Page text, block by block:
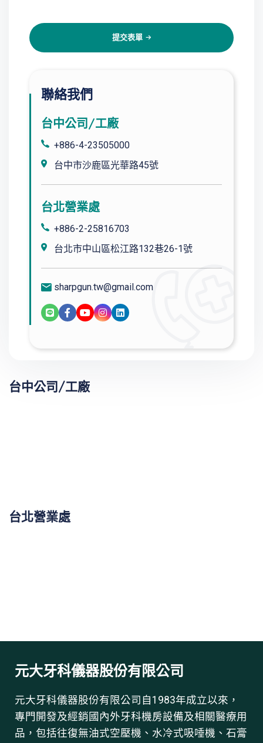
提交表單
聯絡我們
台中公司/工廠
+886-4-23505000
台中市沙鹿區光華路45號
台北營業處
+886-2-25816703
台北市中山區松江路132巷26-1號
sharpgun.tw@gmail.com
台中公司/工廠
台北營業處
元大牙科儀器股份有限公司
元大牙科儀器股份有限公司自1983年成立以來，
專門開發及經銷國內外牙科機房設備及相關醫療用
品，包括往復無油式空壓機、水冷式吸唾機、石膏